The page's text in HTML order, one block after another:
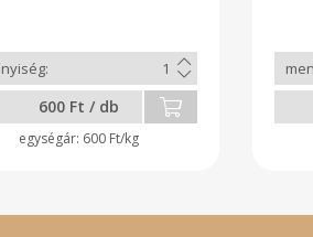
600 Ft / db
600 Ft/kg